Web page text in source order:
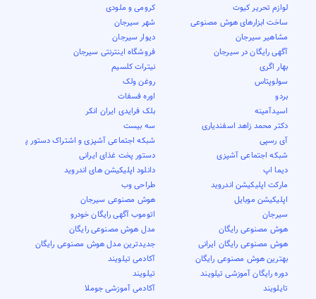
لوازم تحریر کیوت
کرومی و ملودی
ساخت ابزارهای هوش مصنوعی
شهر سیرجان
مشاهیر سیرجان
دیوار سیرجان
آگهی رایگان در سیرجان
فروشگاه اینترنتی سیرجان
بهار اگری
نیترات کلسیم
سولوپتاس
روغن ولک
بردو
اوره فسفات
اسیدآمینه
بلک فرایدی ایران انکر
دکتر محمد زاهد اسفندیاری
سه بیست
آی رسپی
شبکه اجتماعی آشپزی و اشتراک دستور پخت
شبکه اجتماعی آشپزی
دستور پخت غذای ایرانی
دیما اپ
دانلود اپلیکیشن های اندروید
مارکت اپلیکیشن اندروید
طراحی وب
اپلیکیشن موبایل
هوش مصنوعی سیرجان
سیرجان
اتوموب آگهی رایگان خودرو
هوش مصنوعی رایگان
مدل هوش مصنوعی رایگان
هوش مصنوعی رایگان ایرانی
جدیدترین مدل هوش مصنوعی رایگان
بهترین هوش مصنوعی رایگان
آکادمی تیلویند
دوره رایگان آموزشی تیلویند
تیلویند
تایلویند
آکادمی آموزشی جوملا